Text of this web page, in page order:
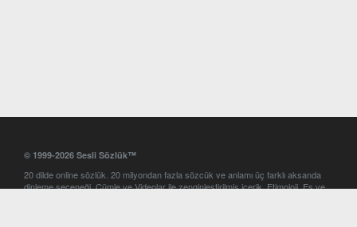
© 1999-2026 Sesli Sözlük™
20 dilde online sözlük. 20 milyondan fazla sözcük ve anlamı üç farklı aksanda
dinleme seçeneği. Cümle ve Videolar ile zenginleştirilmiş içerik. Etimoloji, Eş ve